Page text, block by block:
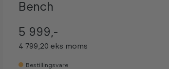
Bench
5 999,-
4 799,20 eks moms
Bestillingsvare